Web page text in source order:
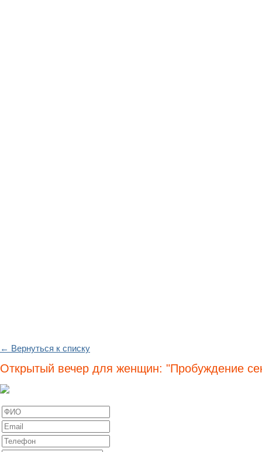
← Вернуться к списку
Открытый вечер для женщин: "Пробуждение